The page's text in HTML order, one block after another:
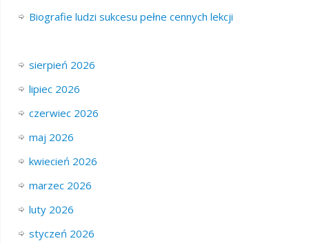
Biografie ludzi sukcesu pełne cennych lekcji
sierpień 2026
lipiec 2026
czerwiec 2026
maj 2026
kwiecień 2026
marzec 2026
luty 2026
styczeń 2026